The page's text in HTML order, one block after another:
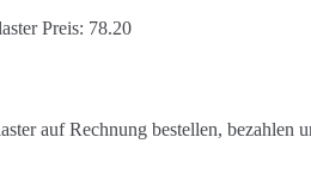
Preis: 78.20
auf Rechnung bestellen, bezahlen